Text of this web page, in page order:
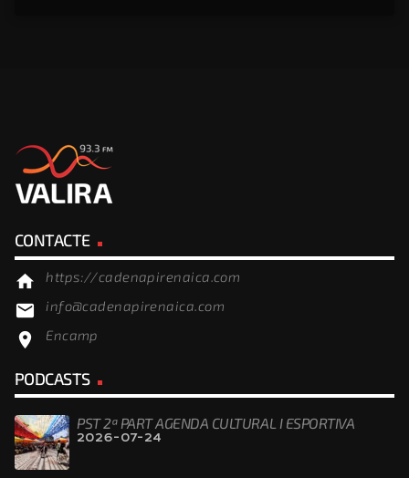
CONTACTE
home https://cadenapirenaica.com
email info@cadenapirenaica.com
location_on Encamp
PODCASTS
PST 2ª PART AGENDA CULTURAL I ESPORTIVA
2026-07-24